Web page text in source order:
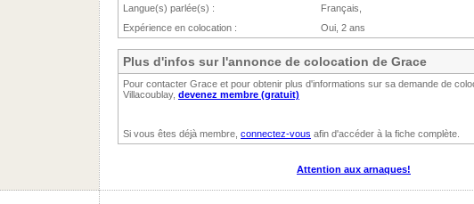
Langue(s) parlée(s) :
Français,
Expérience en colocation :
Oui, 2 ans
Plus d'infos sur l'annonce de colocation de Grace
Pour contacter Grace et pour obtenir plus d'informations sur sa demande de
Villacoublay, devenez membre (gratuit)
Si vous êtes déjà membre, connectez-vous afin d'accéder à la fiche complète.
Attention aux arnaques!